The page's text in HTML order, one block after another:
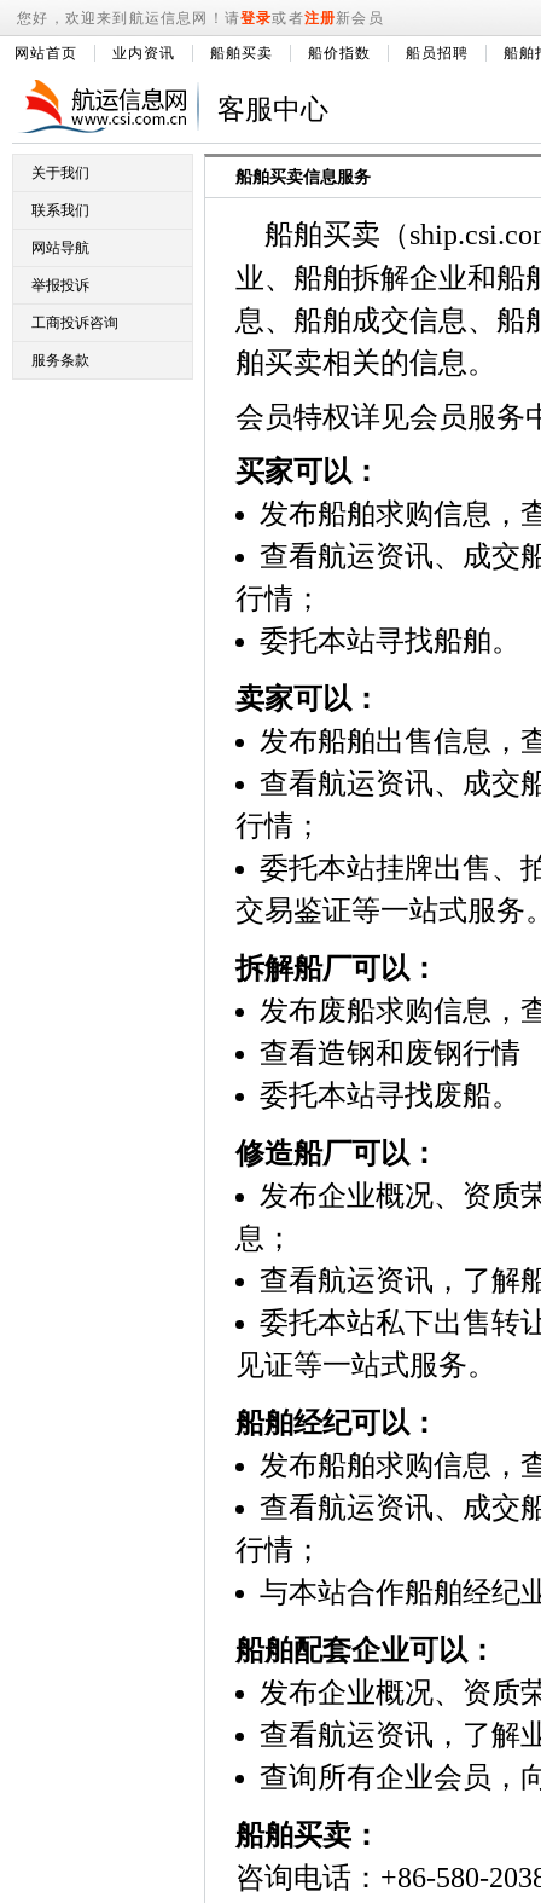
您好，欢迎来到航运信息网！请登录或者注册新会员
网站首页 业内资讯 船舶买卖 船价指数 船员招聘 船舶
客服中心
关于我们
联系我们
网站导航
举报投诉
工商投诉咨询
服务条款
船舶买卖信息服务
船舶买卖（
业、船舶拆解企业和船
息、船舶成交信息、船
舶买卖相关的信息。
会员特权详见会员服务
买家可以：
发布船舶求购信息，
查看航运资讯、成交
行情；
委托本站寻找船舶。
卖家可以：
发布船舶出售信息，
查看航运资讯、成交
行情；
委托本站挂牌出售、
交易鉴证等一站式服务
拆解船厂可以：
发布废船求购信息，
查看造钢和废钢行情
委托本站寻找废船。
修造船厂可以：
发布企业概况、资质
息；
查看航运资讯，了解
委托本站私下出售转
见证等一站式服务。
船舶经纪可以：
发布船舶求购信息，
查看航运资讯、成交
行情；
与本站合作船舶经纪
船舶配套企业可以：
发布企业概况、资质
查看航运资讯，了解
查询所有企业会员，
船舶买卖：
咨询电话： +86-580-